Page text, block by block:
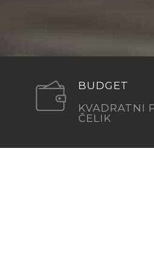
BUDGET
KVADRATNI
ČELIK